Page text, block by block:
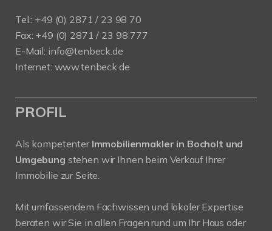
Tel.: +49 (0) 2871 / 23 98 70
Fax: +49 (0) 2871 / 23 98 777
E-Mail: info@tenbeck.de
Internet: www.tenbeck.de
PROFIL
Als kompetenter Immobilienmakler in Bocholt und
Umgebung stehen wir Ihnen beim Verkauf Ihrer
Immobilie zur Seite.
Mit umfassendem Fachwissen und lokaler Expertise
beraten wir Sie in allen Fragen rund um Ihr Haus oder